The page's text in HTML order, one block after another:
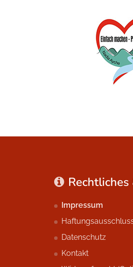
Impressum
Datenschutz
Kontakt